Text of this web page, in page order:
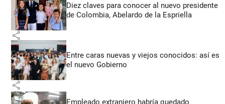
Diez claves para conocer al nuevo presidente
de Colombia, Abelardo de la Espriella
share
Entre caras nuevas y viejos conocidos: así es
el nuevo Gobierno
share
Empleado extranjero habría quedado